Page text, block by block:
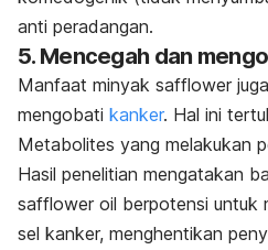
anti peradangan.
5. Mencegah dan
Manfaat minyak safflower
mengobati kanker. Hal ini
Metabolites yang melakukan
Hasil penelitian mengatakan
safflower oil berpotensi untuk
sel kanker, menghentikan